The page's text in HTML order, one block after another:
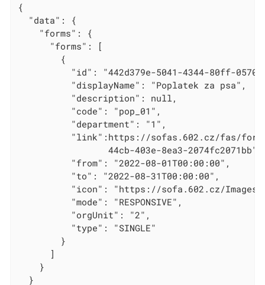
{
  "data": {
    "forms": {
      "forms": [
        {
"id": "442d379e-5041-4344-80ff-
          "displayName": "Poplatek za psa",
          "description": null,
          "code": "pop_01",
          "department": "1",
"link":https://sofas.602.cz/fas/
                 44cb-403e-8ea3-2074fc2071bb",
          "from": "2022-08-01T00:00:00",
          "to": "2022-08-31T00:00:00",
"icon": "https://sofa.602.cz/
          "mode": "RESPONSIVE",
          "orgUnit": "2",
          "type": "SINGLE"
        }
      ]
    }
  }